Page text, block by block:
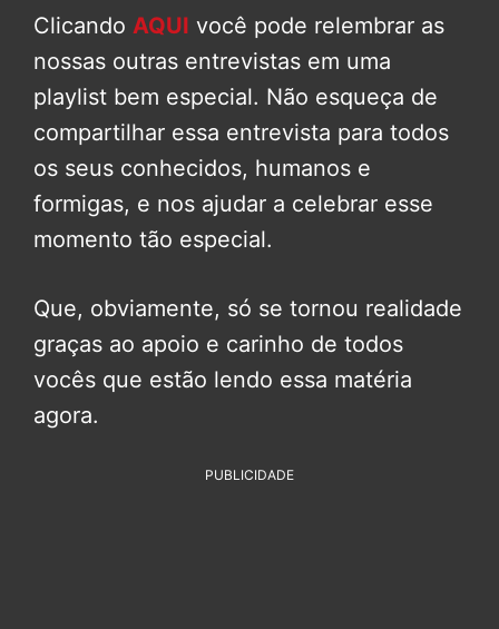
Clicando AQUI você pode relembrar as
nossas outras entrevistas em uma
playlist bem especial. Não esqueça de
compartilhar essa entrevista para todos
os seus conhecidos, humanos e
formigas, e nos ajudar a celebrar esse
momento tão especial.
Que, obviamente, só se tornou realidade
graças ao apoio e carinho de todos
vocês que estão lendo essa matéria
agora.
PUBLICIDADE